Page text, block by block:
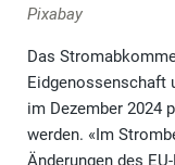
Pixabay
Das
Eidgenossenschaft
im Dezember 2024
werden. «Im
Änderungen des